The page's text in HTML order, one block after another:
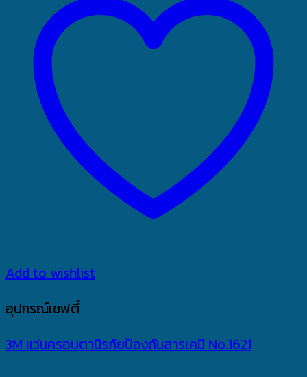
Add to wishlist
อุปกรณ์เซฟตี้
3M แว่นครอบตานิรภัยป้องกันสารเคมี No.1621